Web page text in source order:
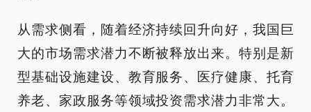
从需求侧看，随着经济持续回升向好，我国巨
大的市场需求潜力不断被释放出来。特别是新
型基础设施建设、教育服务、医疗健康、托育
养老、家政服务等领域投资需求潜力非常大。